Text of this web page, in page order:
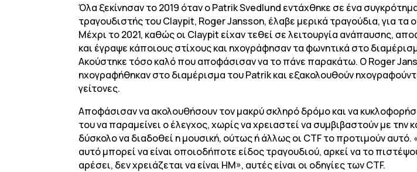
Όλα ξεκίνησαν το 2019 όταν ο Patrik Svedlund εντάχθηκε σε ένα
τραγουδιστής του Claypit, Roger Jansson, έλαβε μερικά τραγούδια, για
Μέχρι το 2021, καθώς οι Claypit είχαν τεθεί σε λειτουργία ανάπαυσης,
και έγραψε κάποιους στίχους και ηχογράφησαν τα φωνητικά στο
Ακούστηκε τόσο καλό που αποφάσισαν να το πάνε παρακάτω. Ο Roger
ηχογραφήθηκαν στο διαμέρισμα του Patrik και εξακολουθούν
γείτονες.
Αποφάσισαν να ακολουθήσουν τον μακρύ σκληρό δρόμο και να
του να παραμείνει ο έλεγχος, χωρίς να χρειαστεί να συμβιβαστούν με
δύσκολο να διαδοθεί η μουσική, ούτως ή άλλως οι CTF το προτιμούν
αυτό μπορεί να είναι οποιοδήποτε είδος τραγουδιού, αρκεί να το
αρέσει, δεν χρειάζεται να είναι HM», αυτές είναι οι οδηγίες των CTF.